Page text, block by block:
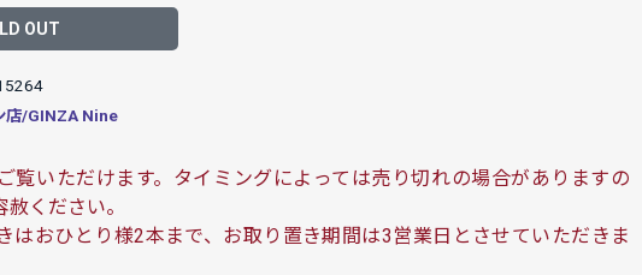
OUT
店/GINZA Nine
覧いただけます。タイミングによっては売り切れの場合がありますの
ください。
はおひとり様2本まで、お取り置き期間は3営業日とさせていただきま